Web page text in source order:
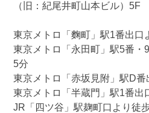
（旧：紀尾井町山本ビル）5F
東京メトロ「麴町」駅1番出口
東京メトロ「永田町」駅5番・
5分
東京メトロ「赤坂見附」駅D
東京メトロ「半蔵門」駅1番出
JR「四ツ谷」駅麹町口より徒